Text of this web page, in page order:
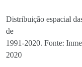
Distribuição espacial
de
1991-2020. Fonte:
2020